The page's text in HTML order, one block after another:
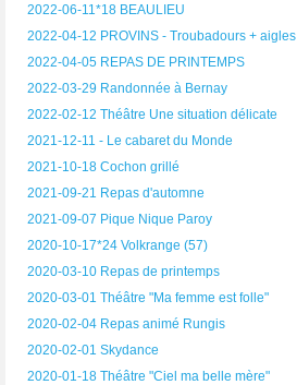
2022-06-11*18 BEAULIEU
2022-04-12 PROVINS - Troubadours + aigles
2022-04-05 REPAS DE PRINTEMPS
2022-03-29 Randonnée à Bernay
2022-02-12 Théâtre Une situation délicate
2021-12-11 - Le cabaret du Monde
2021-10-18 Cochon grillé
2021-09-21 Repas d'automne
2021-09-07 Pique Nique Paroy
2020-10-17*24 Volkrange (57)
2020-03-10 Repas de printemps
2020-03-01 Théâtre "Ma femme est folle"
2020-02-04 Repas animé Rungis
2020-02-01 Skydance
2020-01-18 Théâtre "Ciel ma belle mère"